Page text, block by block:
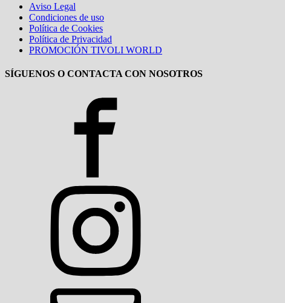
Aviso Legal
Condiciones de uso
Política de Cookies
Política de Privacidad
PROMOCIÓN TIVOLI WORLD
SÍGUENOS O CONTACTA CON NOSOTROS